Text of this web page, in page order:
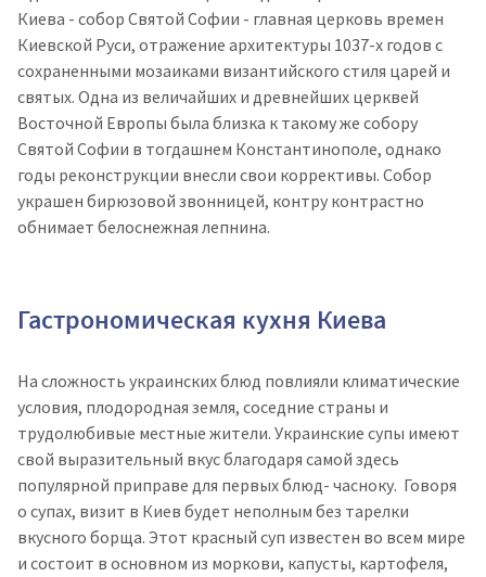
Киева - собор Святой Софии - главная церковь времен
Киевской Руси, отражение архитектуры 1037-х годов с
сохраненными мозаиками византийского стиля царей и
святых. Одна из величайших и древнейших церквей
Восточной Европы была близка к такому же собору
Святой Софии в тогдашнем Константинополе, однако
годы реконструкции внесли свои коррективы. Собор
украшен бирюзовой звонницей, контру контрастно
обнимает белоснежная лепнина.
Гастрономическая кухня Киева
На сложность украинских блюд повлияли климатические
условия, плодородная земля, соседние страны и
трудолюбивые местные жители. Украинские супы имеют
свой выразительный вкус благодаря самой здесь
популярной приправе для первых блюд- часноку. Говоря
о супах, визит в Киев будет неполным без тарелки
вкусного борща. Этот красный суп известен во всем мире
и состоит в основном из моркови, капусты, картофеля,